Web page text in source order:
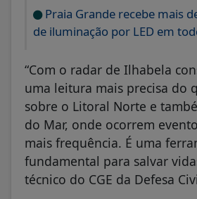
Praia Grande recebe mais
de iluminação por LED em
“Com o radar de Ilhabela
uma leitura mais precisa do
sobre o Litoral Norte e
do Mar, onde ocorrem
mais frequência. É uma
fundamental para salvar
técnico do CGE da Defesa